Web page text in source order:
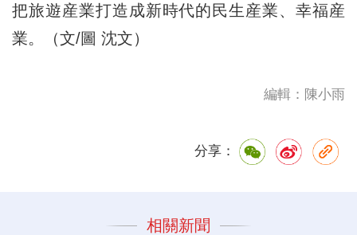
把旅遊産業打造成新時代的民生産業、幸福産
業。（文/圖 沈文）
編輯：陳小雨
分享：
相關新聞